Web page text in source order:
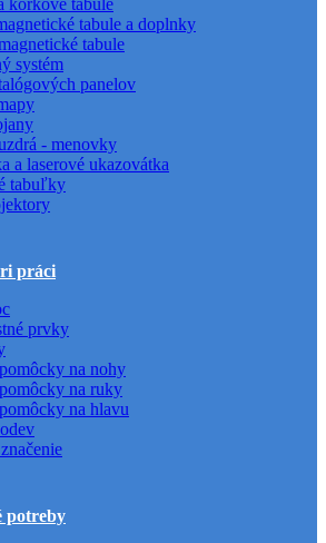
korkové tabule
tabule a doplnky
tabule
systém
panelov
- menovky
a laserové ukazovátka
tabuľky
práci
prvky
na nohy
na ruky
na hlavu
potreby